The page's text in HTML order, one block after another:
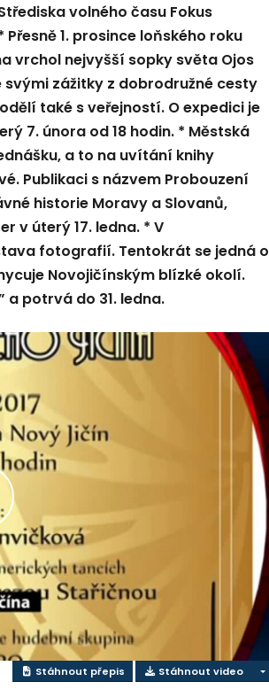
volného času Fokus
1. prosince loňského roku
vrchol nejvyšší sopky světa Ojos
svými zážitky z dobrodružné cesty
také s veřejností. O expedici je
7. února od 18 hodin. * Městská
a to na uvítání knihy
Publikaci s názvem Probouzení
historie Moravy a Slovanů,
v úterý 17. ledna. * V
fotografií. Tentokrát se jedná o
Novojičínským blízké okolí.
a potrvá do 31. ledna.
Stáhnout přepis Stáhnout video